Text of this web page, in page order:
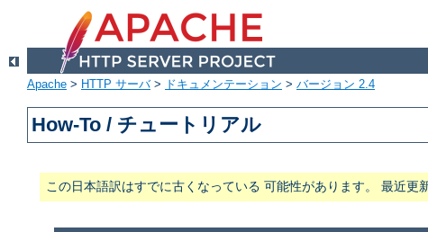
Apache > HTTP サーバ> ドキュメンテーション > バージョン 2.4
How-To / チュートリアル
この日本語訳はすでに古くなっている 可能性があります。 最近更